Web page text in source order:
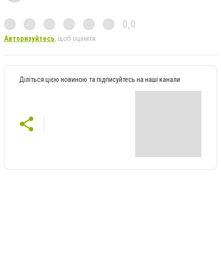
0,0
Авторизуйтесь, щоб оцінити
Діліться цією новиною та підписуйтесь на наші канали